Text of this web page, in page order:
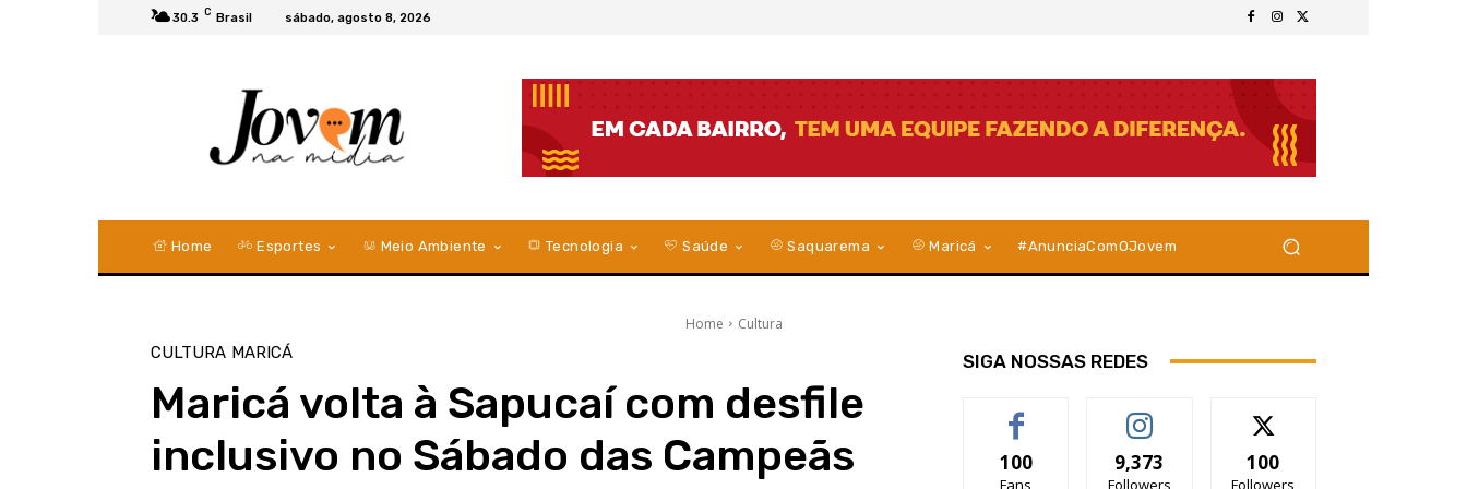
30.3 C Brasil sábado, agosto 8, 2026
Home Esportes Meio Ambiente Tecnologia Saúde Saquarema Maricá #AnunciaComOJovem
Home Cultura
CULTURA MARICÁ
Maricá volta à Sapucaí com desfile
inclusivo no Sábado das Campeãs
SIGA NOSSAS REDES
100
Fans
9,373
Followers
100
Followers